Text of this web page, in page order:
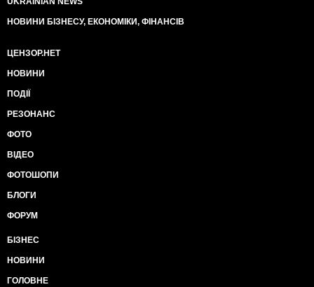
НОВИНИ БІЗНЕСУ, ЕКОНОМІКИ, ФІНАНСІВ
ЦЕНЗОР.НЕТ
НОВИНИ
ПОДІЇ
РЕЗОНАНС
ФОТО
ВІДЕО
ФОТОШОПИ
БЛОГИ
ФОРУМ
БІЗНЕС
НОВИНИ
ГОЛОВНЕ